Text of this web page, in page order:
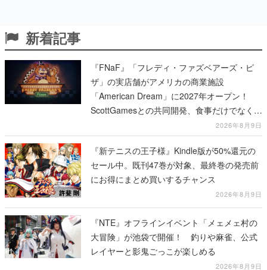
新着記事
『FNaF』「フレディ・ファズベアーズ・ピ
ザ」の実店舗がアメリカの商業施設
「American Dream」に2027年オープン！
ScottGamesとの共同開発、食事だけでなくス
テージショーや没入型のホラー体験も楽しめ
る
2026年8月9日
『新テニスの王子様』Kindle版が50%還元の
セール中。既刊47巻が対象、最終巻の発売前
にお得にまとめ買いするチャンス
2026年8月9日
『NTE』オフラインイベント「メェメェ村の
大冒険」が池袋で開催！ 釣りや麻雀、公式
レイヤーと影鬼ごっこが楽しめる
2026年8月9日